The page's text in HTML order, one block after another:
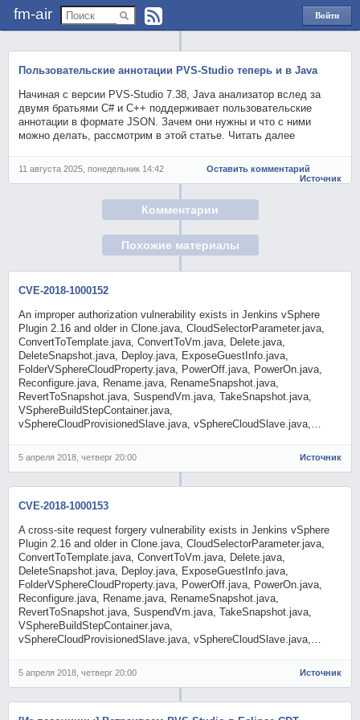
fm-air
Войти
через
Пользовательские аннотации PVS-Studio теперь и в Java
Начиная с версии PVS-Studio 7.38, Java анализатор вслед за
двумя братьями C# и C++ поддерживает пользовательские
аннотации в формате JSON. Зачем они нужны и что с ними
можно делать, рассмотрим в этой статье. Читать далее
11 августа 2025, понедельник 14:42
Оставить комментарий
Источник
Комментарии
Похожие материалы
CVE-2018-1000152
An improper authorization vulnerability exists in Jenkins vSphere
Plugin 2.16 and older in Clone.java, CloudSelectorParameter.java,
ConvertToTemplate.java, ConvertToVm.java, Delete.java,
DeleteSnapshot.java, Deploy.java, ExposeGuestInfo.java,
FolderVSphereCloudProperty.java, PowerOff.java, PowerOn.java,
Reconfigure.java, Rename.java, RenameSnapshot.java,
RevertToSnapshot.java, SuspendVm.java, TakeSnapshot.java,
VSphereBuildStepContainer.java,
vSphereCloudProvisionedSlave.java, vSphereCloudSlave.java,…
5 апреля 2018, четверг 20:00 Источник
CVE-2018-1000153
A cross-site request forgery vulnerability exists in Jenkins vSphere
Plugin 2.16 and older in Clone.java, CloudSelectorParameter.java,
ConvertToTemplate.java, ConvertToVm.java, Delete.java,
DeleteSnapshot.java, Deploy.java, ExposeGuestInfo.java,
FolderVSphereCloudProperty.java, PowerOff.java, PowerOn.java,
Reconfigure.java, Rename.java, RenameSnapshot.java,
RevertToSnapshot.java, SuspendVm.java, TakeSnapshot.java,
VSphereBuildStepContainer.java,
vSphereCloudProvisionedSlave.java, vSphereCloudSlave.java,…
5 апреля 2018, четверг 20:00 Источник